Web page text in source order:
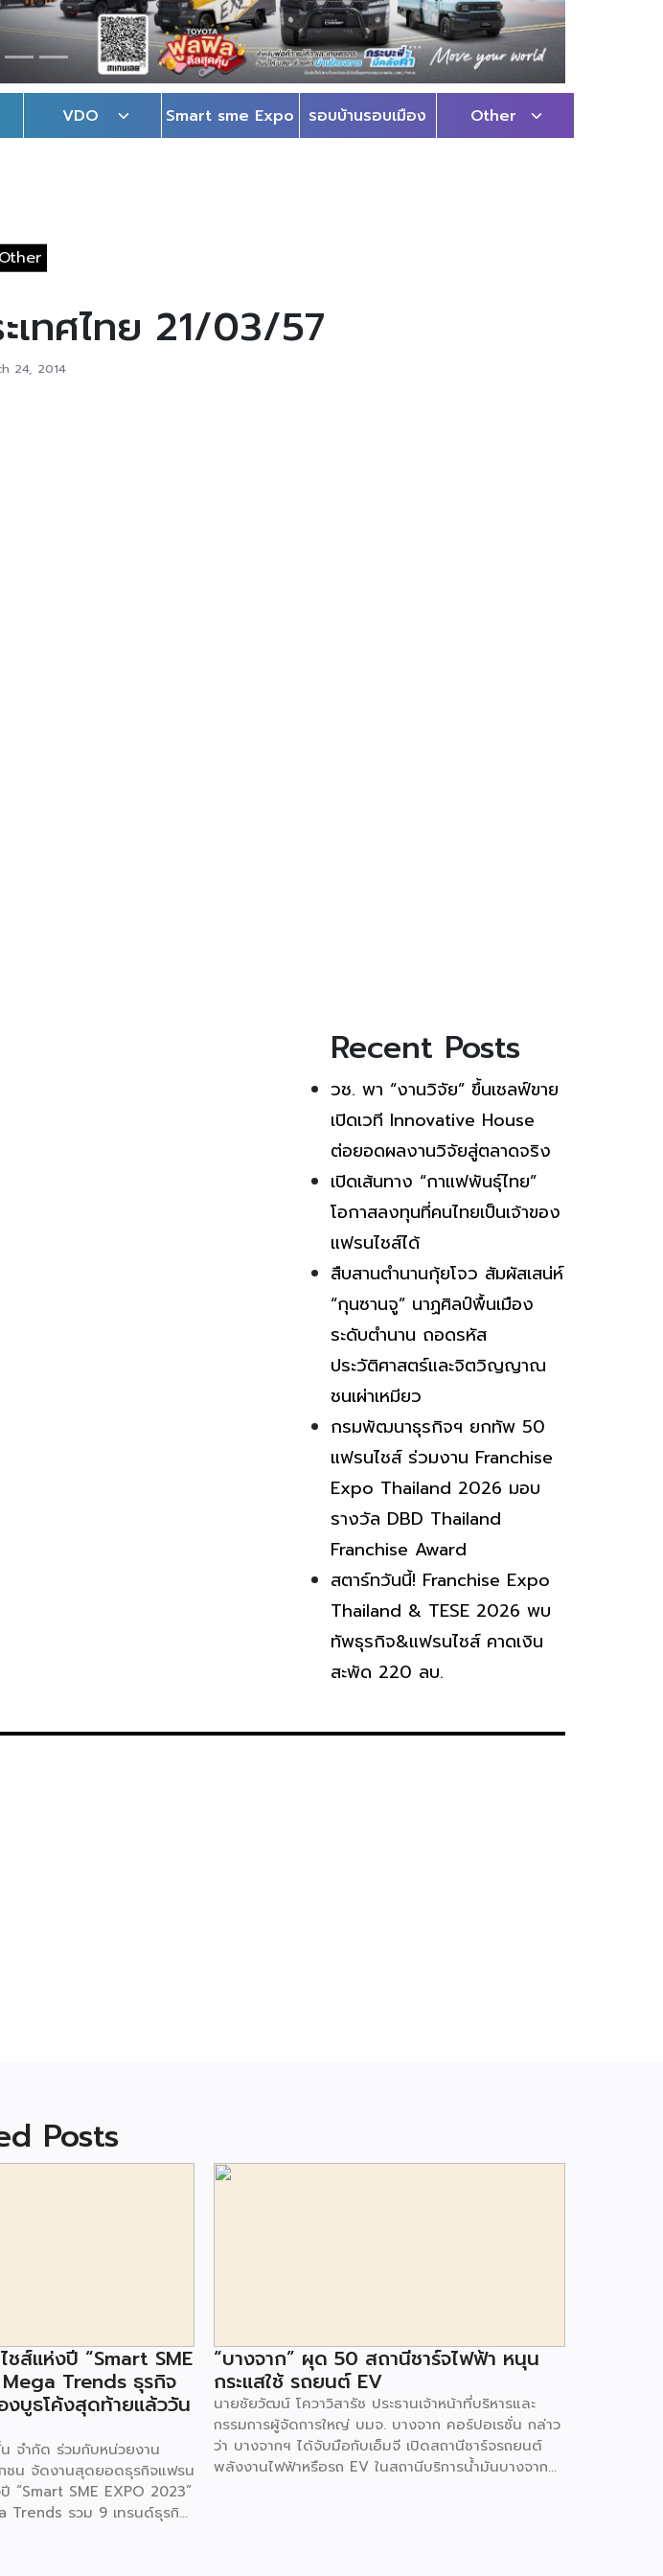
VDO Smart sme Expo รอบบ้านรอบเมือง Other
Other
เทศไทย 21/03/57
24, 2014
Recent Posts
วช. พา “งานวิจัย” ขึ้นเชลฟ์ขาย
เปิดเวที Innovative House
ต่อยอดผลงานวิจัยสู่ตลาดจริง
เปิดเส้นทาง “กาแฟพันธุ์ไทย”
โอกาสลงทุนที่คนไทยเป็นเจ้าของ
แฟรนไชส์ได้
สืบสานตำนานกุ้ยโจว สัมผัสเสน่ห์
“กุนซานจู” นาฏศิลป์พื้นเมือง
ระดับตำนาน ถอดรหัส
ประวัติศาสตร์และจิตวิญญาณ
ชนเผ่าเหมียว
กรมพัฒนาธุรกิจฯ ยกทัพ 50
แฟรนไชส์ ร่วมงาน Franchise
Expo Thailand 2026 มอบ
รางวัล DBD Thailand
Franchise Award
สตาร์ทวันนี้! Franchise Expo
Thailand & TESE 2026 พบ
ทัพธุรกิจ&แฟรนไชส์ คาดเงิน
สะพัด 220 ลบ.
Posts
ชส์แห่งปี “Smart SME
Trends ธุรกิจ
บูธโค้งสุดท้ายแล้ววัน
จำกัด ร่วมกับหน่วยงาน
ชน จัดงานสุดยอดธุรกิจแฟรน
“Smart SME EXPO 2023”
Trends รวม 9 เทรนด์ธุรกิจ
“บางจาก” ผุด 50 สถานีชาร์จไฟฟ้า หนุน
กระแสใช้ รถยนต์ EV
นายชัยวัฒน์ โควาวิสารัช ประธานเจ้าหน้าที่บริหารและ
กรรมการผู้จัดการใหญ่ บมจ. บางจาก คอร์ปอเรชั่น กล่าว
ว่า บางจากฯ ได้จับมือกับเอ็มจี เปิดสถานีชาร์จรถยนต์
พลังงานไฟฟ้าหรือรถ EV ในสถานีบริการน้ำมันบางจาก